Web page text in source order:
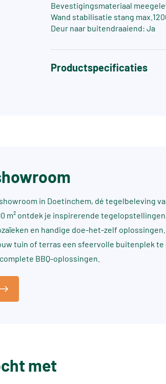
Bevestigingsmateriaal
Wand stabilisatie stang
Deur naar buitendraaiend: Ja
Productspecificaties
in Doetinchem, dé tegelbeleving
m² ontdek je inspirerende
en handige doe-het-zelf oplossingen.
tuin of terras een sfeervolle buitenplek te
BBQ-oplossingen.
met